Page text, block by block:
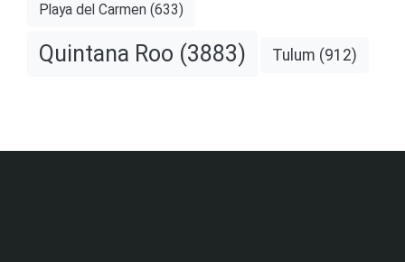
Playa del Carmen (633)
Quintana Roo (3883) Tulum (912)